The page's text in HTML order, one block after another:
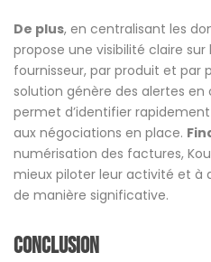
De plus, en centralisant les
propose une visibilité claire sur
fournisseur, par produit et par
solution génère des alertes
permet d’identifier
aux négociations en place.
numérisation des factures,
mieux piloter leur activité et à
de manière significative.
Conclusion